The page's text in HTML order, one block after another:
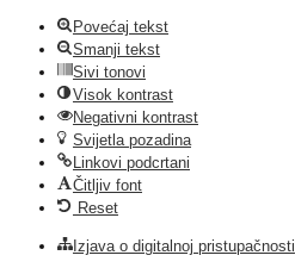
Povećaj tekst
Smanji tekst
Sivi tonovi
Visok kontrast
Negativni kontrast
Svijetla pozadina
Linkovi podcrtani
Čitljiv font
Reset
Izjava o digitalnoj pristupačnosti